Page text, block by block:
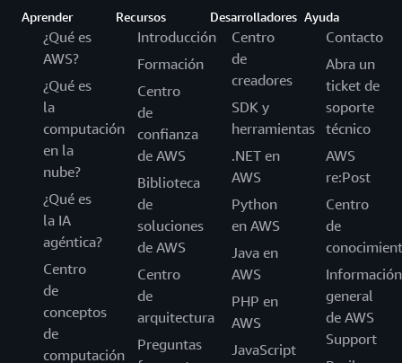
Aprender
¿Qué es
AWS?
¿Qué es
la
computación
en la
nube?
¿Qué es
la IA
agéntica?
Centro
de
conceptos
de
computación
Recursos
Introducción
Formación
Centro
de
confianza
de AWS
Biblioteca
de
soluciones
de AWS
Centro
de
arquitectura
Preguntas
Desarrolladores
Centro
de
creadores
SDK y
herramientas
.NET en
AWS
Python
en AWS
Java en
AWS
PHP en
AWS
JavaScript
Ayuda
Contacto
Abra un
ticket de
soporte
técnico
AWS
re:Post
Centro
de
Información
general
de AWS
Support